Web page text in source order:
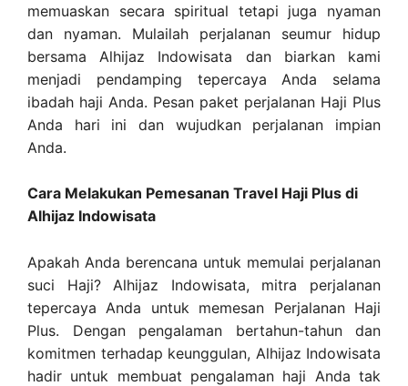
memuaskan secara spiritual tetapi juga nyaman
dan nyaman. Mulailah perjalanan seumur hidup
bersama Alhijaz Indowisata dan biarkan kami
menjadi pendamping tepercaya Anda selama
ibadah haji Anda. Pesan paket perjalanan Haji Plus
Anda hari ini dan wujudkan perjalanan impian
Anda.
Cara Melakukan Pemesanan Travel Haji Plus di
Alhijaz Indowisata
Apakah Anda berencana untuk memulai perjalanan
suci Haji? Alhijaz Indowisata, mitra perjalanan
tepercaya Anda untuk memesan Perjalanan Haji
Plus. Dengan pengalaman bertahun-tahun dan
komitmen terhadap keunggulan, Alhijaz Indowisata
hadir untuk membuat pengalaman haji Anda tak